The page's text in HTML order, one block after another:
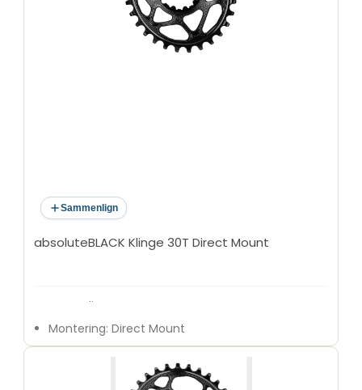
Sammenlign
absoluteBLACK Klinge 30T Direct Mount
Type: Klinge
Montering: Direct Mount
Passer til kranksæt: RaceFace Cinch
Antal tænder: 30T